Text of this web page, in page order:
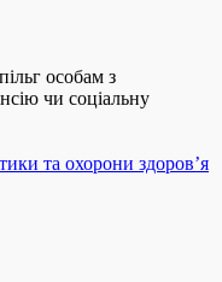
особам з
чи соціальну
та охорони здоров’я